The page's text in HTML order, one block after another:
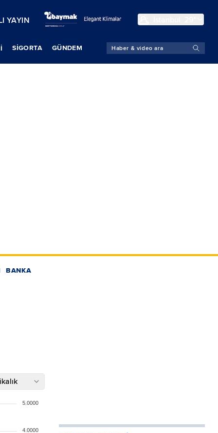
YAYIN
SIGORTA GÜNDEM
BANKA
5.0000
4.0000